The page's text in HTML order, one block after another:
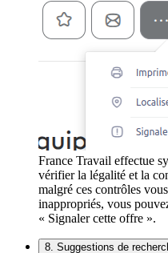
France Travail effectue
vérifier la légalité et la
malgré ces contrôles
inappropriés, vous
« Signaler cette offre ».
8. Suggestions de